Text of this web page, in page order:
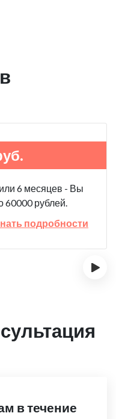
6 месяцев - Вы
60000 рублей.
подробности
›
в течение